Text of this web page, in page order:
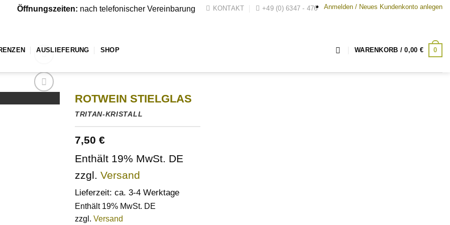
Öffnungszeiten: nach telefonischer Vereinbarung KONTAKT +49 (0) 6347 - 476 Anmelden / Neues Kundenkonto anlegen
AUSLIEFERUNG SHOP WARENKORB /0,00 € 0
ROTWEIN STIELGLAS
TRITAN-KRISTALL
7,50 €
Enthält 19% MwSt. DE
zzgl. Versand
Lieferzeit: ca. 3-4 Werktage
Enthält 19% MwSt. DE
zzgl. Versand